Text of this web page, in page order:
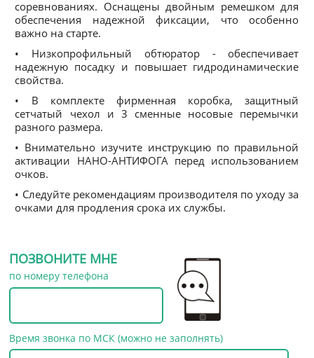
соревнованиях. Оснащены двойным ремешком для
обеспечения надежной фиксации, что особенно
важно на старте.
• Низкопрофильный обтюратор - обеспечивает
надежную посадку и повышает гидродинамические
свойства.
• В комплекте фирменная коробка, защитный
сетчатый чехол и 3 сменные носовые перемычки
разного размера.
• Внимательно изучите инструкцию по правильной
активации НАНО-АНТИФОГА перед использованием
очков.
• Следуйте рекомендациям производителя по уходу за
очками для продления срока их службы.
ПОЗВОНИТЕ МНЕ
по номеру телефона
Время звонка по МСК (можно не заполнять)